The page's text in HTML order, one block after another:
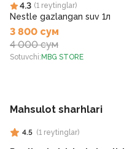
4.3 (1 reytinglar)
Nestle gazlangan suv 1л
3 800 сум
4 000 сум
Sotuvchi: MBG STORE
Mahsulot sharhlari
4.5 (1 reytinglar)